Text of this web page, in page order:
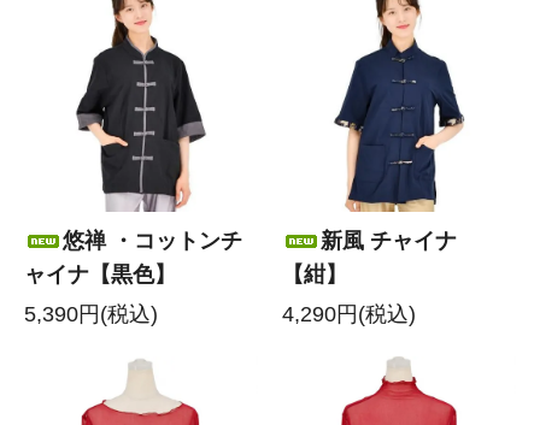
悠禅 ・コットンチ
ャイナ【黒色】
5,390円(税込)
新風 チャイナ
【紺】
4,290円(税込)